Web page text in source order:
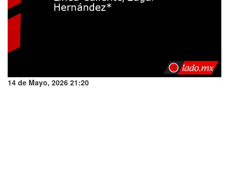
14 de Mayo, 2026 21:20